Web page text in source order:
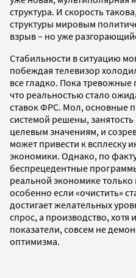
структура. И скорость
структуры мировым
взрыв – но уже
Стабильности в ситуацию
побеждая телевизор
все гладко. Пока тревожные
что реальностью стало
ставок ФРС. Мол, основные
системой решены,
целевым значениям, и
может привести к всплеску
экономики. Однако, по
беспрецедентные
реальной экономике только
особенно если «очистить»
достигает желательных
спрос, а производство,
показатели, совсем не
оптимизма.